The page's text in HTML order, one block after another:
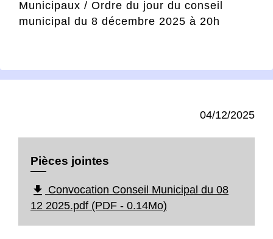
Municipaux / Ordre du jour du conseil
municipal du 8 décembre 2025 à 20h
04/12/2025
Pièces jointes
file_download Convocation Conseil Municipal du 08
12 2025.pdf (PDF - 0.14Mo)